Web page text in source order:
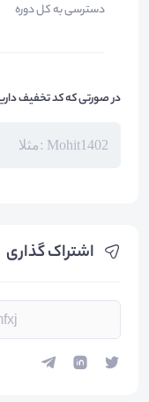
اشتراک گذاری
دسترسی به کل دوره
در صورتی که کد تخفیف